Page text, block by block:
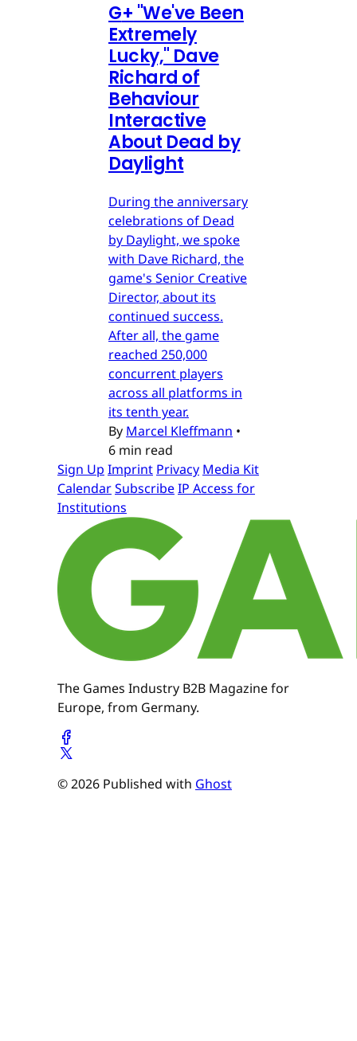
G+ "We've Been
Extremely
Lucky," Dave
Richard of
Behaviour
Interactive
About Dead by
Daylight
During the anniversary
celebrations of Dead
by Daylight, we spoke
with Dave Richard, the
game's Senior Creative
Director, about its
continued success.
After all, the game
reached 250,000
concurrent players
across all platforms in
its tenth year.
By Marcel Kleffmann •
6 min read
Sign Up Imprint Privacy Media Kit
CalendarSubscribeIP Access for
Institutions
The Games Industry B2B Magazine for
Europe, from Germany.
© 2026 Published with Ghost